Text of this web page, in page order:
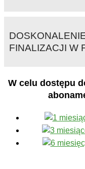
FINALIZACJI W
W celu dostępu